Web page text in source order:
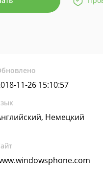
11-26 15:10:57
Немецкий